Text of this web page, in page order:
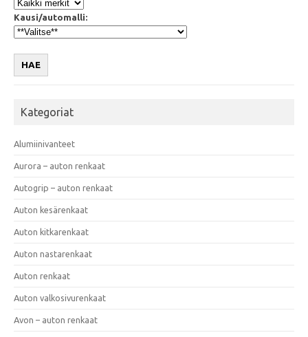
Kausi/automalli:
HAE
Kategoriat
Alumiinivanteet
Aurora – auton renkaat
Autogrip – auton renkaat
Auton kesärenkaat
Auton kitkarenkaat
Auton nastarenkaat
Auton renkaat
Auton valkosivurenkaat
Avon – auton renkaat